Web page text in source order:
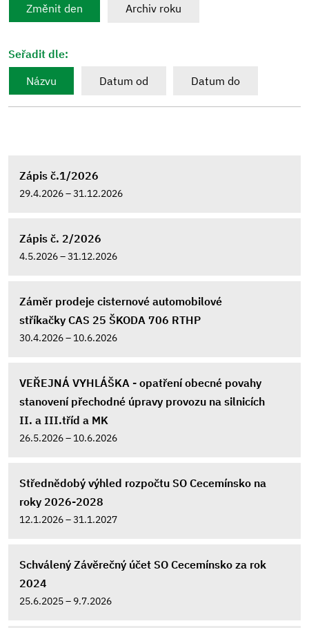
Změnit den
Archiv roku
Seřadit dle:
Názvu
Datum od Datum do
Zápis č.1/2026
29.4.2026 – 31.12.2026
Zápis č. 2/2026
4.5.2026 – 31.12.2026
Záměr prodeje cisternové automobilové
stříkačky CAS 25 ŠKODA 706 RTHP
30.4.2026 – 10.6.2026
VEŘEJNÁ VYHLÁŠKA - opatření obecné povahy
stanovení přechodné úpravy provozu na silnicích
II. a III.tříd a MK
26.5.2026 – 10.6.2026
Střednědobý výhled rozpočtu SO Cecemínsko na
roky 2026-2028
12.1.2026 – 31.1.2027
Schválený Závěrečný účet SO Cecemínsko za rok
2024
25.6.2025 – 9.7.2026